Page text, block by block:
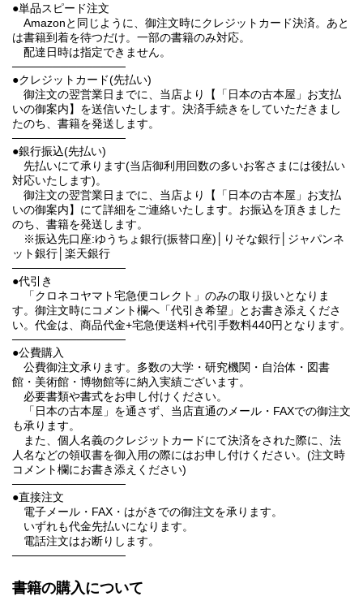
●単品スピード注文
Amazonと同じように、御注文時にクレジットカード決済。あと
は書籍到着を待つだけ。一部の書籍のみ対応。
配達日時は指定できません。
──────────────
●クレジットカード(先払い)
御注文の翌営業日までに、当店より【「日本の古本屋」お支払
いの御案内】を送信いたします。決済手続きをしていただきまし
たのち、書籍を発送します。
──────────────
●銀行振込(先払い)
先払いにて承ります(当店御利用回数の多いお客さまには後払い
対応いたします)。
御注文の翌営業日までに、当店より【「日本の古本屋」お支払
いの御案内】にて詳細をご連絡いたします。お振込を頂きました
のち、書籍を発送します。
※振込先口座:ゆうちょ銀行(振替口座)│りそな銀行│ジャパンネ
ット銀行│楽天銀行
──────────────
●代引き
「クロネコヤマト宅急便コレクト」のみの取り扱いとなりま
す。御注文時にコメント欄へ「代引き希望」とお書き添えくださ
い。代金は、商品代金+宅急便送料+代引手数料440円となります。
──────────────
●公費購入
公費御注文承ります。多数の大学・研究機関・自治体・図書
館・美術館・博物館等に納入実績ございます。
必要書類や書式をお申し付けください。
「日本の古本屋」を通さず、当店直通のメール・FAXでの御注文
も承ります。
また、個人名義のクレジットカードにて決済をされた際に、法
人名などの領収書を御入用の際にはお申し付けください。(注文時
コメント欄にお書き添えください)
──────────────
●直接注文
電子メール・FAX・はがきでの御注文を承ります。
いずれも代金先払いになります。
電話注文はお断りします。
──────────────
書籍の購入について